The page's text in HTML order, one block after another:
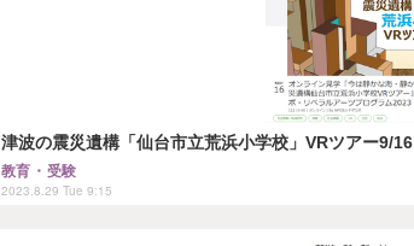
津波の震災遺構「仙台市立荒浜小学校」VRツアー9/16
教育・受験
2023.8.29 Tue 9:15